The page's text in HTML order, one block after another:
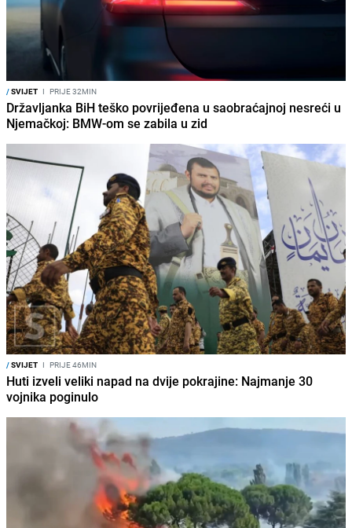
/SVIJET I PRIJE 32MIN
Državljanka BiH teško povrijeđena u saobraćajnoj nesreći u
Njemačkoj: BMW-om se zabila u zid
/SVIJET I PRIJE 46MIN
Huti izveli veliki napad na dvije pokrajine: Najmanje 30
vojnika poginulo